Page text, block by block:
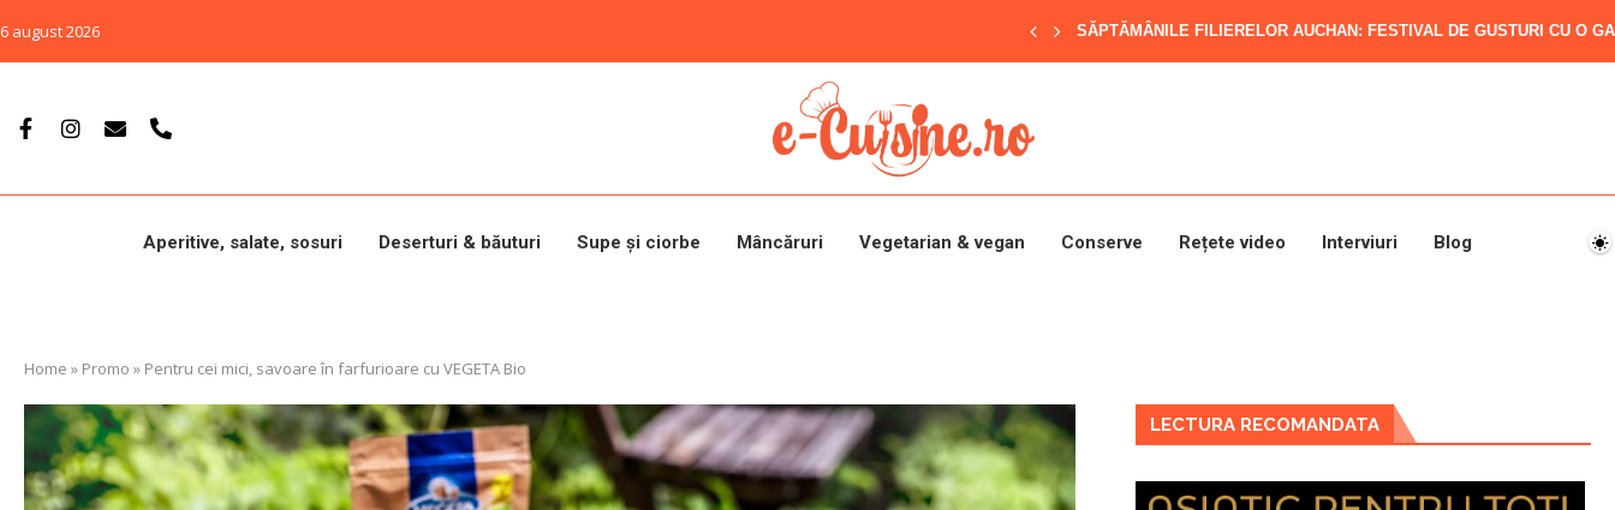
6 august 2026 SĂPTĂMÂNILE FILIERELOR AUCHAN: FESTIVAL DE GUSTURI CU O
Aperitive, salate, sosuri Deserturi & băuturi Supe și ciorbe Mâncăruri Vegetarian & vegan Conserve Rețete video Interviuri Blog
Home » Promo » Pentru cei mici, savoare în farfurioare cu VEGETA Bio
LECTURA RECOMANDATA